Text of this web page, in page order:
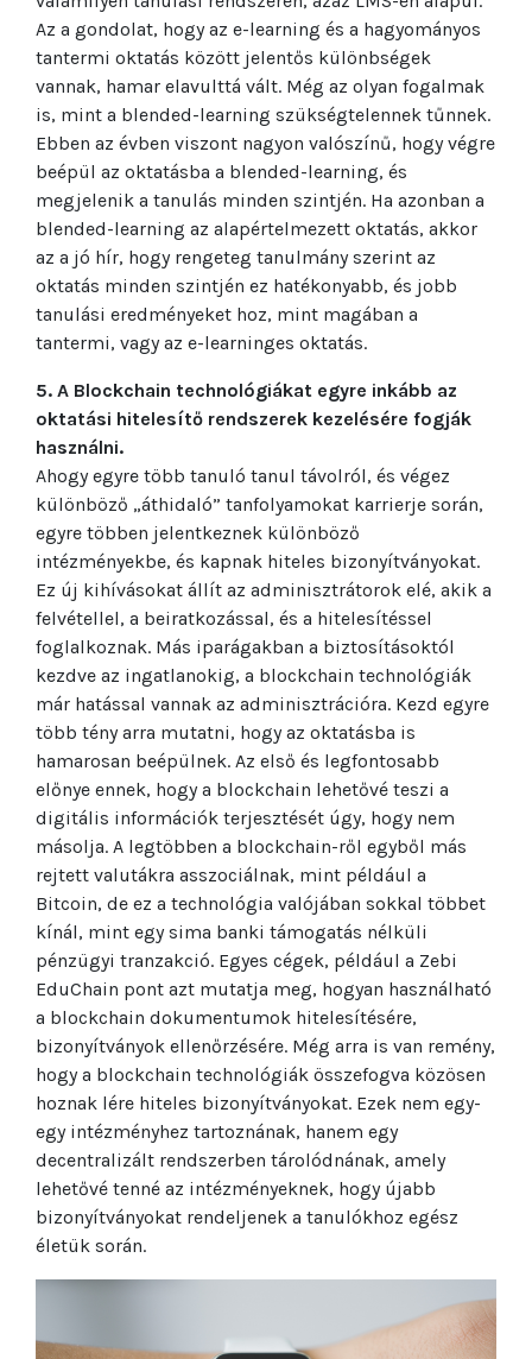
Az a gondolat, hogy az e-learning és a hagyományos
tantermi oktatás között jelentős különbségek
vannak, hamar elavulttá vált. Még az olyan fogalmak
is, mint a blended-learning szükségtelennek tűnnek.
Ebben az évben viszont nagyon valószínű, hogy végre
beépül az oktatásba a blended-learning, és
megjelenik a tanulás minden szintjén. Ha azonban a
blended-learning az alapértelmezett oktatás, akkor
az a jó hír, hogy rengeteg tanulmány szerint az
oktatás minden szintjén ez hatékonyabb, és jobb
tanulási eredményeket hoz, mint magában a
tantermi, vagy az e-learninges oktatás.
5. A Blockchain technológiákat egyre inkább az
oktatási hitelesítő rendszerek kezelésére fogják
használni.
Ahogy egyre több tanuló tanul távolról, és végez
különböző „áthidaló” tanfolyamokat karrierje során,
egyre többen jelentkeznek különböző
intézményekbe, és kapnak hiteles bizonyítványokat.
Ez új kihívásokat állít az adminisztrátorok elé, akik a
felvétellel, a beiratkozással, és a hitelesítéssel
foglalkoznak. Más iparágakban a biztosításoktól
kezdve az ingatlanokig, a blockchain technológiák
már hatással vannak az adminisztrációra. Kezd egyre
több tény arra mutatni, hogy az oktatásba is
hamarosan beépülnek. Az első és legfontosabb
előnye ennek, hogy a blockchain lehetővé teszi a
digitális információk terjesztését úgy, hogy nem
másolja. A legtöbben a blockchain-ről egyből más
rejtett valutákra asszociálnak, mint például a
Bitcoin, de ez a technológia valójában sokkal többet
kínál, mint egy sima banki támogatás nélküli
pénzügyi tranzakció. Egyes cégek, például a Zebi
EduChain pont azt mutatja meg, hogyan használható
a blockchain dokumentumok hitelesítésére,
bizonyítványok ellenőrzésére. Még arra is van remény,
hogy a blockchain technológiák összefogva közösen
hoznak lére hiteles bizonyítványokat. Ezek nem egy-
egy intézményhez tartoznának, hanem egy
decentralizált rendszerben tárolódnának, amely
lehetővé tenné az intézményeknek, hogy újabb
bizonyítványokat rendeljenek a tanulókhoz egész
életük során.